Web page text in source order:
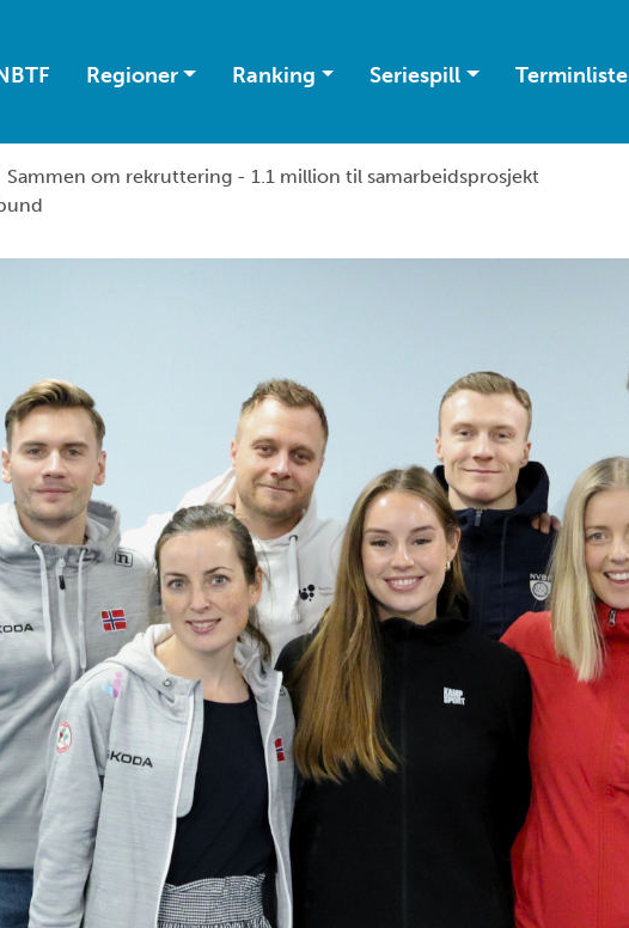
Regioner Ranking Seriespill Terminliste
Sammen om rekruttering - 1.1 million til samarbeidsprosjekt